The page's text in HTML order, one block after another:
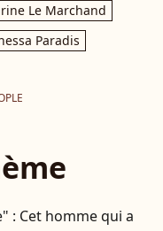
Le Marchand
Paradis
: Cet homme qui a